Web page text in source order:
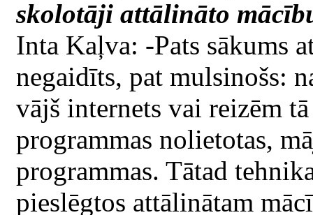
skolotāji attālināto
Inta Kaļva: -Pats sākums
negaidīts, pat mulsinošs:
vājš internets vai reizēm
programmas nolietotas,
programmas. Tātad
pieslēgtos attālinātam